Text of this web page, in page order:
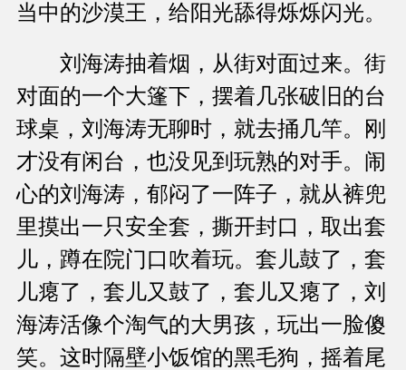
当中的沙漠王，给阳光舔得烁烁闪光。
刘海涛抽着烟，从街对面过来。街
对面的一个大篷下，摆着几张破旧的台
球桌，刘海涛无聊时，就去捅几竿。刚
才没有闲台，也没见到玩熟的对手。闹
心的刘海涛，郁闷了一阵子，就从裤兜
里摸出一只安全套，撕开封口，取出套
儿，蹲在院门口吹着玩。套儿鼓了，套
儿瘪了，套儿又鼓了，套儿又瘪了，刘
海涛活像个淘气的大男孩，玩出一脸傻
笑。这时隔壁小饭馆的黑毛狗，摇着尾